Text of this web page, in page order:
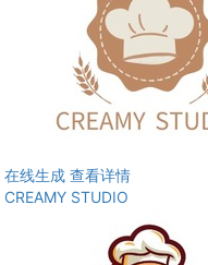
在线生成 查看详情
CREAMY STUDIO